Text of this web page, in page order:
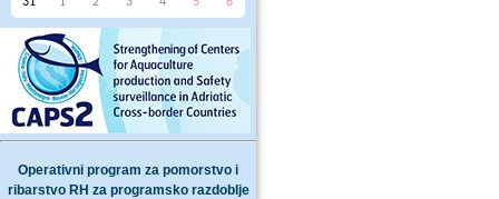
Operativni program za pomorstvo i
ribarstvo RH za programsko razdoblje